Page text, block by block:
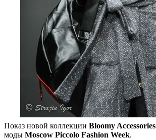
Показ новой коллекции Bloomy Accessories
моды Moscow Piccolo Fashion Week.